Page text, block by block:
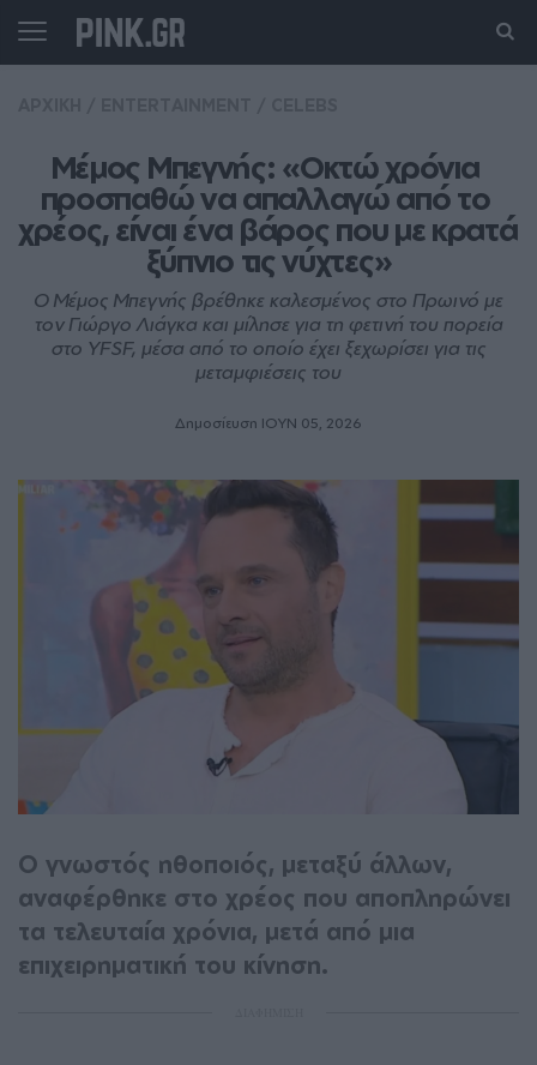
Μέμος Μπεγνής: «Οκτώ χρόνια
προσπαθώ να απαλλαγώ από το
χρέος, είναι ένα βάρος που με κρατά
ξύπνιο τις νύχτες»
Ο Μέμος Μπεγνής βρέθηκε καλεσμένος στο Πρωινό με
τον Γιώργο Λιάγκα και μίλησε για τη φετινή του πορεία
στο YFSF, μέσα από το οποίο έχει ξεχωρίσει για τις
μεταμφιέσεις του
Δημοσίευση ΙΟΥΝ 05, 2026
Ο γνωστός ηθοποιός, μεταξύ άλλων,
αναφέρθηκε στο χρέος που αποπληρώνει
τα τελευταία χρόνια, μετά από μια
επιχειρηματική του κίνηση.